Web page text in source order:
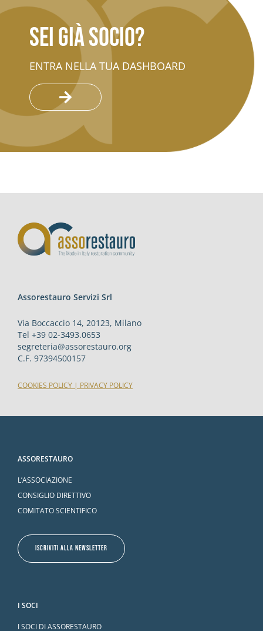
Sei già socio?
ENTRA NELLA TUA DASHBOARD
Assorestauro Servizi Srl
Via Boccaccio 14, 20123, Milano
Tel +39 02-3493.0653
segreteria@assorestauro.org
C.F. 97394500157
COOKIES POLICY | PRIVACY POLICY
ASSORESTAURO
L’ASSOCIAZIONE
CONSIGLIO DIRETTIVO
COMITATO SCIENTIFICO
ISCRIVITI ALLA NEWSLETTER
I SOCI
I SOCI DI ASSORESTAURO